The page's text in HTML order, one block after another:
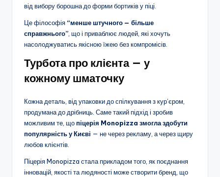
від вибору борошна до форми бортиків у піці.
Це філософія “менше штучного — більше
справжнього” , що і приваблює людей, які хочуть
насолоджуватись якісною їжею без компромісів.
Турбота про клієнта — у
кожному шматочку
Кожна деталь, від упаковки до спілкування з кур’єром,
продумана до дрібниць. Саме такий підхід і зробив
можливим те, щопіцерія Monopizza змогла здобути
популярність у Києві — не через рекламу, а через щиру
любов клієнтів.
Піцерія Monopizza стала прикладом того, як поєднання
інновацій, якості та людяності може створити бренд, що